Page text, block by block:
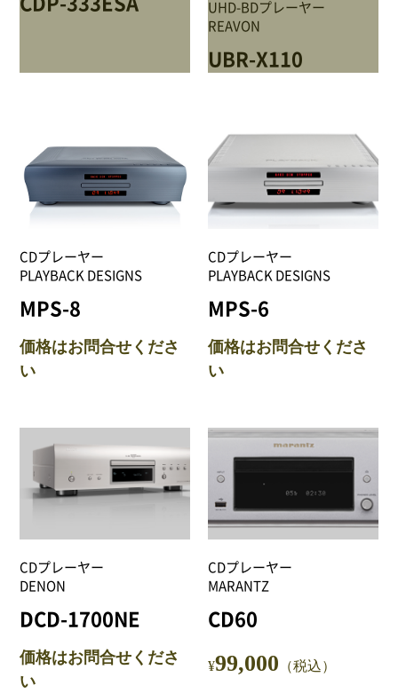
UHD-BDプレーヤー
REAVON
UBR-X110
CDプレーヤー
PLAYBACK DESIGNS
MPS-8
価格はお問合せくださ
い
CDプレーヤー
PLAYBACK DESIGNS
MPS-6
価格はお問合せくださ
い
CDプレーヤー
DENON
DCD-1700NE
価格はお問合せくださ
い
CDプレーヤー
MARANTZ
CD60
¥99,000 （税込）